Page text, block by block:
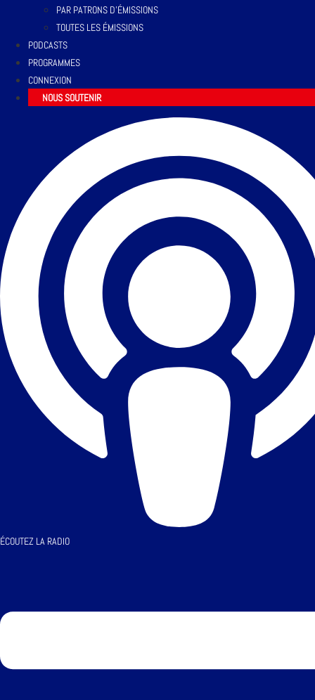
PAR PATRONS D’ÉMISSIONS
TOUTES LES ÉMISSIONS
PODCASTS
PROGRAMMES
CONNEXION
NOUS SOUTENIR
ÉCOUTEZ LA RADIO